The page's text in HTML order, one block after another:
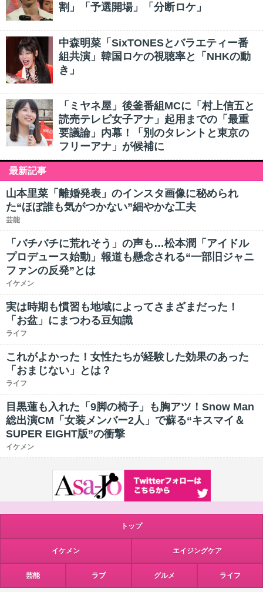
割」「予選開場」「分断ロケ」
中森明菜「SixTONESとバラエティー番
組共演」韓国ロケの視聴率と「NHKの動
き」
「ミヤネ屋」後釜番組MCに「村上信五と
読売テレビ女子アナ」起用までの「最重
要議論」内幕！「別のタレントと東京の
フリーアナ」が候補に
最新記事
山本里菜「離婚発表」のインスタ画像に秘められ
た“ほぼ誰も気がつかない”細やかな工夫
芸能
「バチバチに荒れそう」の声も…松本潤「アイドル
プロデュース始動」報道も懸念される“一部旧ジャニ
ファンの反発”とは
イケメン
実は時期も慣習も地域によってさまざまだった！
「お盆」にまつわる豆知識
ライフ
これがよかった！女性たちが経験した効果のあった
「おまじない」とは？
ライフ
目黒蓮も入れた「9脚の椅子」も胸アツ！Snow Man
総出演CM「女装メンバー2人」で蘇る“キスマイ＆
SUPER EIGHT版”の衝撃
イケメン
トップ
イケメン エイジングケア
芸能 ラブ グルメ ライフ